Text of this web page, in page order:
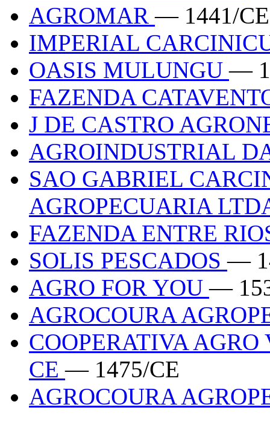
AGROMAR— 1441/CE
IMPERIAL
OASIS MULUNGU—
FAZENDA
J DE CASTRO
AGROINDUSTRIAL
SAO GABRIEL
AGROPECUARIA
FAZENDA ENTRE
SOLIS PESCADOS—
AGRO FOR YOU—
AGROCOURA
COOPERATIVA
CE— 1475/CE
AGROCOURA